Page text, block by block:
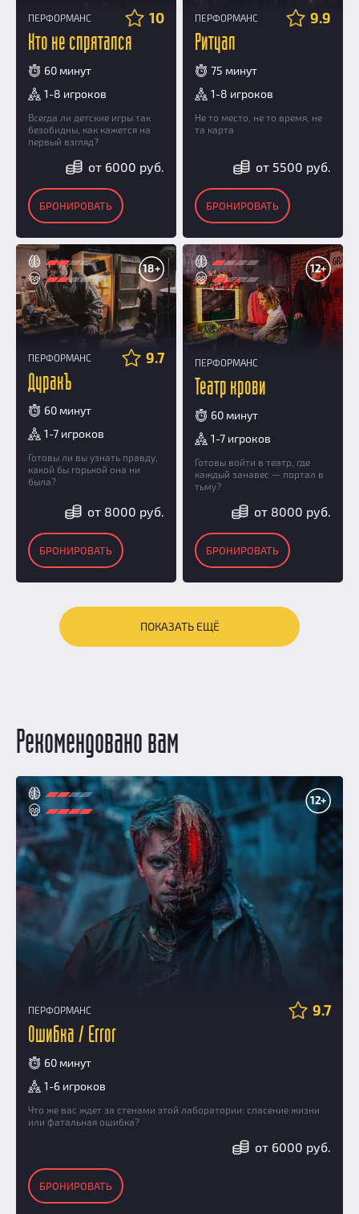
ПЕРФОРМАНС 10
Кто не спрятался
60 минут
1-8 игроков
Всегда ли детские игры так
безобидны, как кажется на
первый взгляд?
от 6000 руб.
БРОНИРОВАТЬ
ПЕРФОРМАНС 9.9
Ритуал
75 минут
1-8 игроков
Не то место, не то время, не
та карта
от 5500 руб.
БРОНИРОВАТЬ
18+
ПЕРФОРМАНС 9.7
ДуракЪ
60 минут
1-7 игроков
Готовы ли вы узнать правду,
какой бы горькой она ни
была?
от 8000 руб.
БРОНИРОВАТЬ
12+
ПЕРФОРМАНС
Театр крови
60 минут
1-7 игроков
Готовы войти в театр, где
каждый занавес — портал в
тьму?
от 8000 руб.
БРОНИРОВАТЬ
ПОКАЗАТЬ ЕЩЁ
Рекомендовано вам
12+
ПЕРФОРМАНС 9.7
Ошибка / Error
60 минут
1-6 игроков
Что же вас ждет за стенами этой лаборатории: спасение жизни
или фатальная ошибка?
от 6000 руб.
БРОНИРОВАТЬ